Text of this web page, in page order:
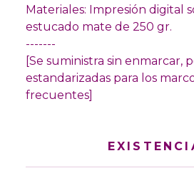
Materiales: Impresión digital
estucado mate de 250 gr.
-------
[Se suministra sin enmarcar,
estandarizadas para los
frecuentes]